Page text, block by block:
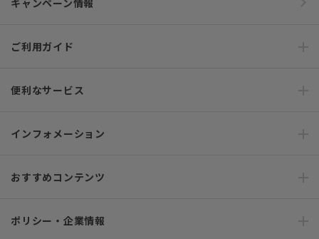
キャンペーン情報
ご利用ガイド
便利なサービス
インフォメーション
おすすめコンテンツ
ポリシー・企業情報